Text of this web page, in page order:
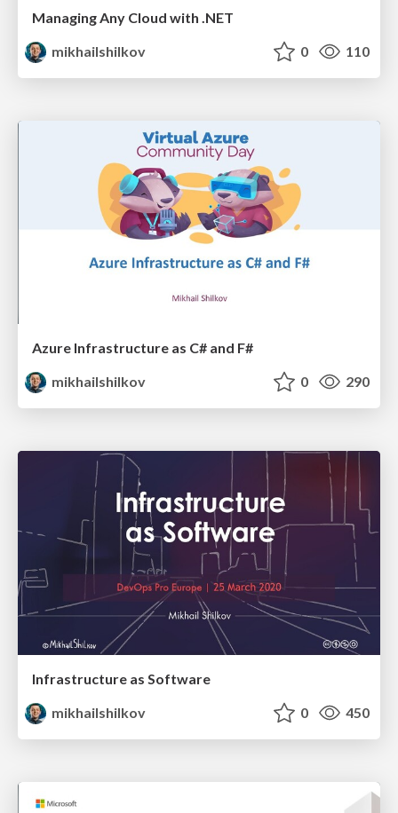
Managing Any Cloud with .NET
mikhailshilkov
0 110
Azure Infrastructure as C# and F#
mikhailshilkov
0 290
Infrastructure as Software
mikhailshilkov
0 450